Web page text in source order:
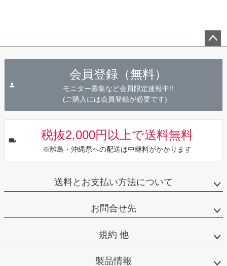
会員登録（無料）
モニター募集など会員限定速報中!!
(ご購入には会員登録が必要です)
税抜2,000円以上で送料無料
※離島・沖縄県への配送は中継料がかかります
送料とお支払い方法について
お問合せ先
規約 他
製品情報